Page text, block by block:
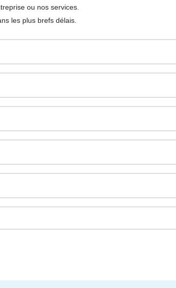
ou nos services.
les plus brefs délais.